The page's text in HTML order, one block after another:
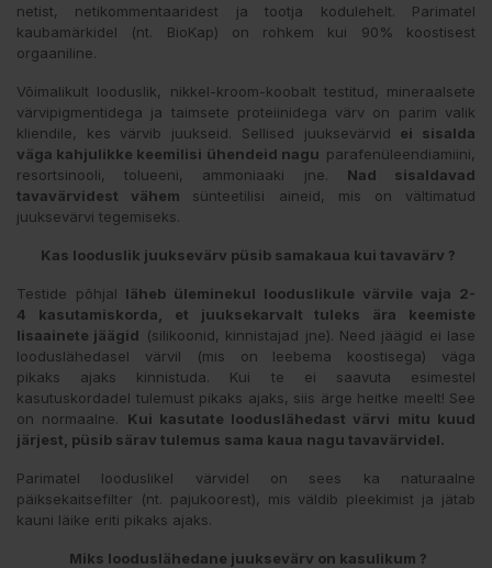
netist, netikommentaaridest ja tootja kodulehelt. Parimatel
kaubamärkidel (nt. BioKap) on rohkem kui 90% koostisest
orgaaniline.
Võimalikult looduslik, nikkel-kroom-koobalt testitud, mineraalsete
värvipigmentidega ja taimsete proteiinidega värv on parim valik
kliendile, kes värvib juukseid. Sellised juuksevärvid ei sisalda
väga kahjulikke keemilisi ühendeid nagu parafenüleendiamiini,
resortsinooli, tolueeni, ammoniaaki jne. Nad sisaldavad
tavavärvidest vähem
sünteetilisi aineid, mis on vältimatud
juuksevärvi tegemiseks.
Kas looduslik juuksevärv püsib samakaua kui tavavärv ?
Testide põhjal läheb üleminekul looduslikule värvile vaja 2-
4 kasutamiskorda, et juuksekarvalt tuleks ära keemiste
lisaainete jäägid (silikoonid, kinnistajad jne). Need jäägid ei lase
looduslähedasel värvil (mis on leebema koostisega) väga
pikaks ajaks kinnistuda. Kui te ei saavuta esimestel
kasutuskordadel tulemust pikaks ajaks, siis ärge heitke meelt! See
on normaalne. Kui kasutate looduslähedast värvi mitu kuud
järjest, püsib särav tulemus sama kaua nagu tavavärvidel.
Parimatel looduslikel värvidel on sees ka naturaalne
päiksekaitsefilter (nt. pajukoorest), mis väldib pleekimist ja jätab
kauni läike eriti pikaks ajaks.
Miks looduslähedane juuksevärv on kasulikum ?